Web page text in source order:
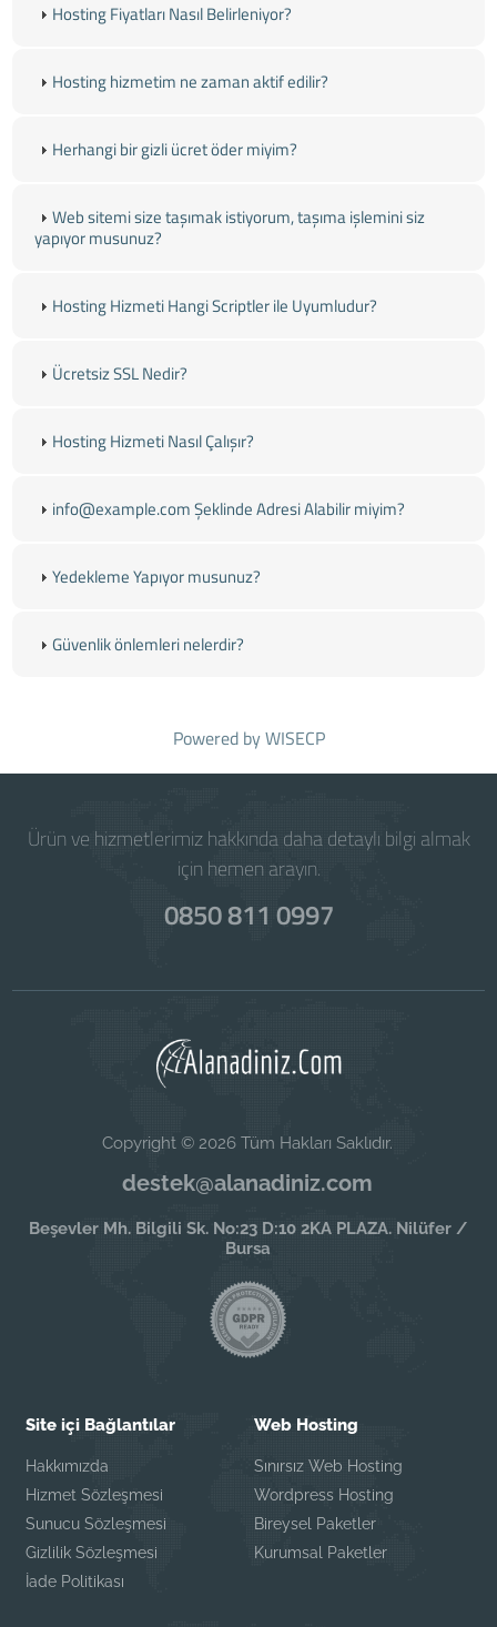
Hosting Fiyatları Nasıl Belirleniyor?
Hosting hizmetim ne zaman aktif edilir?
Herhangi bir gizli ücret öder miyim?
Web sitemi size taşımak istiyorum, taşıma işlemini siz
yapıyor musunuz?
Hosting Hizmeti Hangi Scriptler ile Uyumludur?
Ücretsiz SSL Nedir?
Hosting Hizmeti Nasıl Çalışır?
info@example.com Şeklinde Adresi Alabilir miyim?
Yedekleme Yapıyor musunuz?
Güvenlik önlemleri nelerdir?
Powered byWISECP
Ürün ve hizmetlerimiz hakkında daha detaylı bilgi almak
için hemen arayın.
0850 811 0997
Copyright © 2026 Tüm Hakları Saklıdır.
destek@alanadiniz.com
Beşevler Mh. Bilgili Sk. No:23 D:10 2KA PLAZA. Nilüfer /
Bursa
Site içi Bağlantılar
Hakkımızda
Hizmet Sözleşmesi
Sunucu Sözleşmesi
Gizlilik Sözleşmesi
İade Politikası
Web Hosting
Sınırsız Web Hosting
Wordpress Hosting
Bireysel Paketler
Kurumsal Paketler